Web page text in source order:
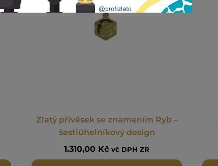
Zlatý přívěsek se znamením Ryb –
šestiúhelníkový design
1.310,00 Kč vč DPH ZR